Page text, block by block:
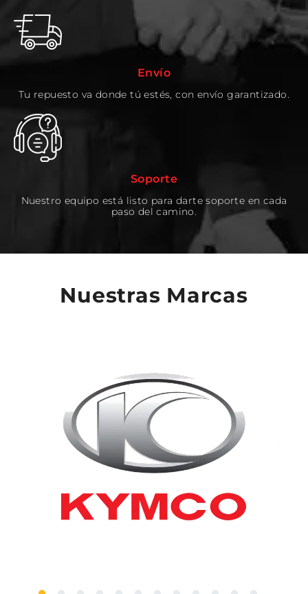
Envío
Tu repuesto va donde tú estés, con envío garantizado.
Soporte
Nuestro equipo está listo para darte soporte en cada
paso del camino.
Nuestras Marcas